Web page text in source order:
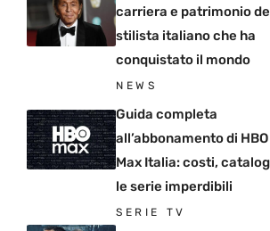
carriera e patrimonio
stilista italiano che ha
conquistato il mondo
NEWS
Guida completa
all’abbonamento di HBO
Max Italia: costi,
le serie imperdibili
SERIE TV